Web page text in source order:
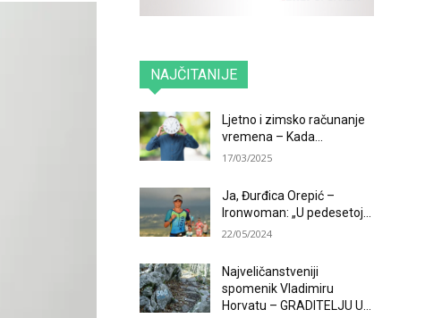
NAJČITANIJE
Ljetno i zimsko računanje
vremena – Kada...
17/03/2025
Ja, Đurđica Orepić –
Ironwoman: „U pedesetoj...
22/05/2024
Najveličanstveniji
spomenik Vladimiru
Horvatu – GRADITELJU U...